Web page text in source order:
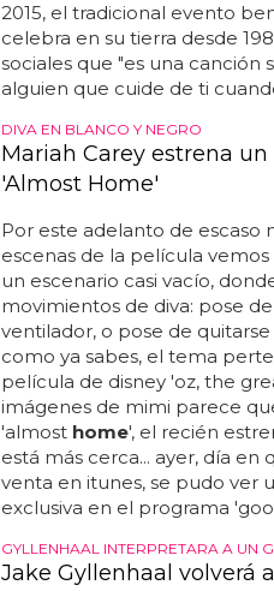
2015, el tradicional evento
celebra en su tierra desde
sociales que "es una canción
alguien que cuide de ti
DIVA EN BLANCO Y NEGRO
Mariah Carey estrena
'Almost Home'
Por este adelanto de escaso
escenas de la película
un escenario casi vacío,
movimientos de diva: pose
ventilador, o pose de
como ya sabes, el tema
película de disney 'oz, the
imágenes de mimi parece
'almost home', el recién
está más cerca... ayer, día en
venta en itunes, se pudo ver
exclusiva en el programa
GYLLENHAAL INTERPRETARA A UN
Jake Gyllenhaal volverá